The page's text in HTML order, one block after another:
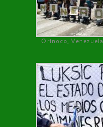
Orinoco, Venezuela